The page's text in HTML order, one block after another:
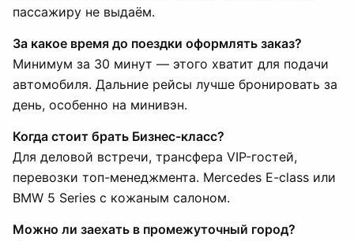
пассажиру не выдаём.
За какое время до поездки оформлять заказ?
Минимум за 30 минут — этого хватит для подачи
автомобиля. Дальние рейсы лучше бронировать за
день, особенно на минивэн.
Когда стоит брать Бизнес-класс?
Для деловой встречи, трансфера VIP-гостей,
перевозки топ-менеджмента. Mercedes E-class или
BMW 5 Series с кожаным салоном.
Можно ли заехать в промежуточный город?